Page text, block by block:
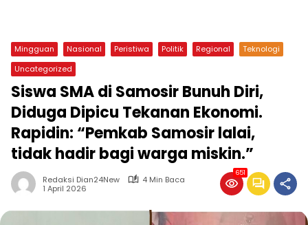
Mingguan Nasional Peristiwa Politik Regional
Teknologi
Uncategorized
Siswa SMA di Samosir Bunuh Diri,
Diduga Dipicu Tekanan Ekonomi.
Rapidin: “Pemkab Samosir lalai,
tidak hadir bagi warga miskin.”
Redaksi Dian24New
4 Min Baca
1 April 2026
651